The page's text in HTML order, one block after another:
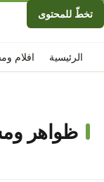
تخطّ للمحتوى
الرئيسية افلام
ظواهر